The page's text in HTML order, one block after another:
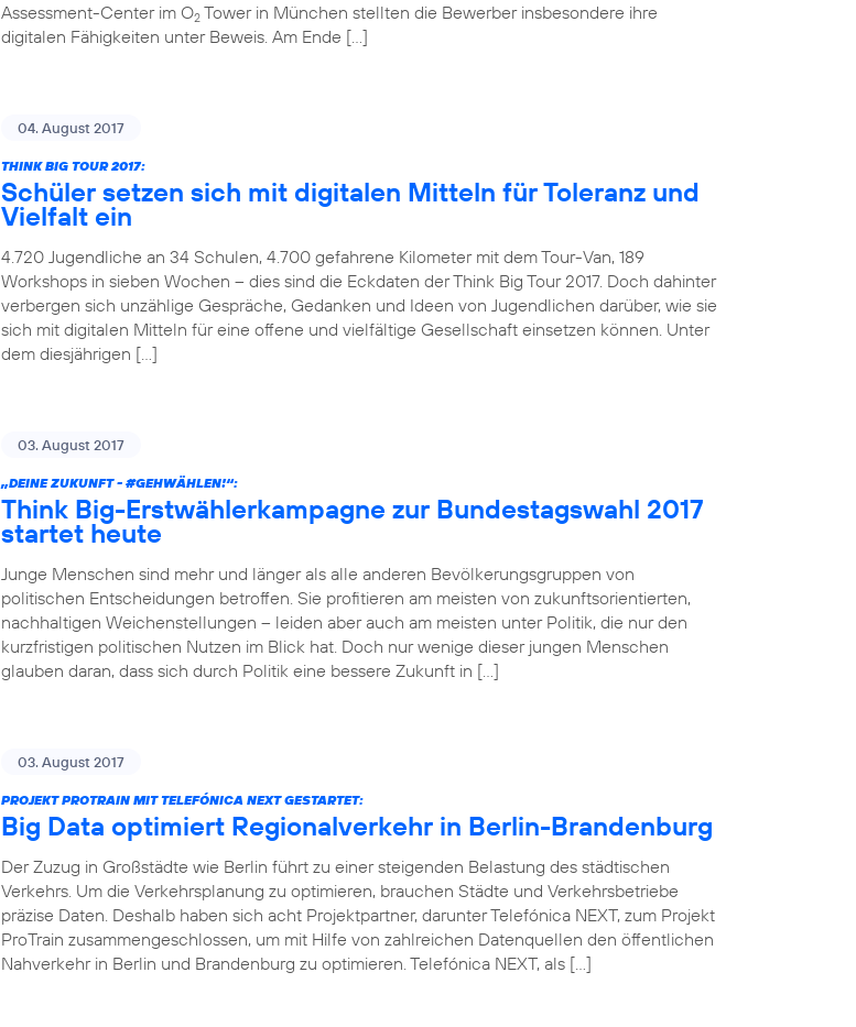
Assessment-Center im O2 Tower in München stellten die Bewerber insbesondere ihre
digitalen Fähigkeiten unter Beweis. Am Ende […]
04. August 2017
THINK BIG TOUR 2017:
Schüler setzen sich mit digitalen Mitteln für Toleranz und
Vielfalt ein
4.720 Jugendliche an 34 Schulen, 4.700 gefahrene Kilometer mit dem Tour-Van, 189
Workshops in sieben Wochen – dies sind die Eckdaten der Think Big Tour 2017. Doch dahinter
verbergen sich unzählige Gespräche, Gedanken und Ideen von Jugendlichen darüber, wie sie
sich mit digitalen Mitteln für eine offene und vielfältige Gesellschaft einsetzen können. Unter
dem diesjährigen […]
03. August 2017
„DEINE ZUKUNFT - #GEHWÄHLEN!“:
Think Big-Erstwählerkampagne zur Bundestagswahl 2017
startet heute
Junge Menschen sind mehr und länger als alle anderen Bevölkerungsgruppen von
politischen Entscheidungen betroffen. Sie profitieren am meisten von zukunftsorientierten,
nachhaltigen Weichenstellungen – leiden aber auch am meisten unter Politik, die nur den
kurzfristigen politischen Nutzen im Blick hat. Doch nur wenige dieser jungen Menschen
glauben daran, dass sich durch Politik eine bessere Zukunft in […]
03. August 2017
PROJEKT PROTRAIN MIT TELEFÓNICA NEXT GESTARTET:
Big Data optimiert Regionalverkehr in Berlin-Brandenburg
Der Zuzug in Großstädte wie Berlin führt zu einer steigenden Belastung des städtischen
Verkehrs. Um die Verkehrsplanung zu optimieren, brauchen Städte und Verkehrsbetriebe
präzise Daten. Deshalb haben sich acht Projektpartner, darunter Telefónica NEXT, zum Projekt
ProTrain zusammengeschlossen, um mit Hilfe von zahlreichen Datenquellen den öffentlichen
Nahverkehr in Berlin und Brandenburg zu optimieren. Telefónica NEXT, als […]